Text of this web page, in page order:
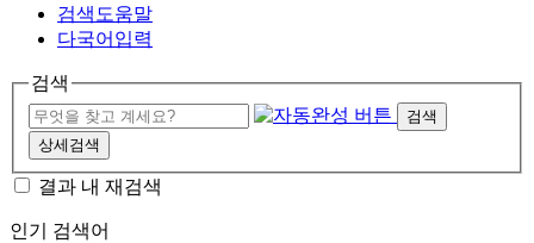
검색도움말
다국어입력
검색
검색
상세검색
결과 내 재검색
인기 검색어